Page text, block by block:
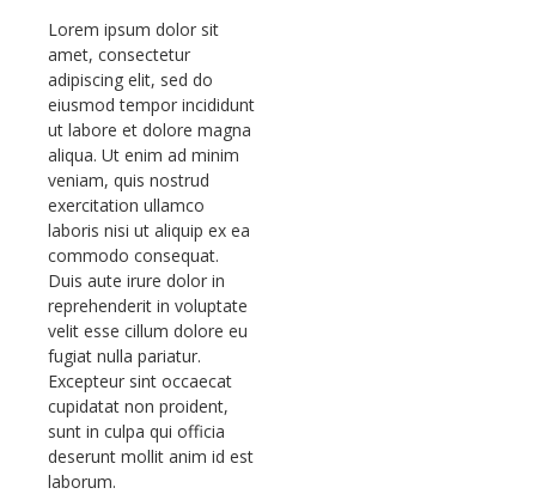
Lorem ipsum dolor sit
amet, consectetur
adipiscing elit, sed do
eiusmod tempor incididunt
ut labore et dolore magna
aliqua. Ut enim ad minim
veniam, quis nostrud
exercitation ullamco
laboris nisi ut aliquip ex ea
commodo consequat.
Duis aute irure dolor in
reprehenderit in voluptate
velit esse cillum dolore eu
fugiat nulla pariatur.
Excepteur sint occaecat
cupidatat non proident,
sunt in culpa qui officia
deserunt mollit anim id est
laborum.